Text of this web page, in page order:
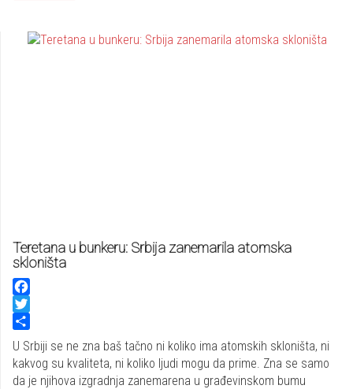
Teretana u bunkeru: Srbija zanemarila atomska
skloništa
Facebook
Twitter
Share
U Srbiji se ne zna baš tačno ni koliko ima atomskih skloništa, ni
kakvog su kvaliteta, ni koliko ljudi mogu da prime. Zna se samo
da je njihova izgradnja zanemarena u građevinskom bumu